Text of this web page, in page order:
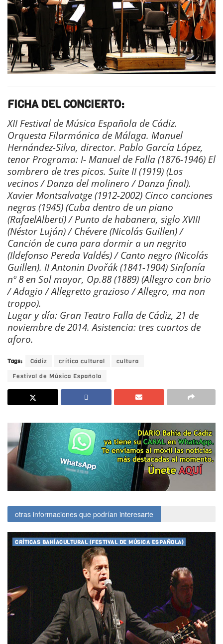
FICHA DEL CONCIERTO:
XII Festival de Música Española de Cádiz.
Orquesta Filarmónica de Málaga. Manuel
Hernández-Silva, director. Pablo García López,
tenor Programa: I- Manuel de Falla (1876-1946) El
sombrero de tres picos. Suite II (1919) (Los
vecinos / Danza del molinero / Danza final).
Xavier Montsalvatge (1912-2002) Cinco canciones
negras (1945) (Cuba dentro de un piano
(RafaelAlberti) / Punto de habanera, siglo XVIII
(Néstor Luján) / Chévere (Nicolás Guillen) /
Canción de cuna para dormir a un negrito
(Ildefonso Pereda Valdés) / Canto negro (Nicolás
Guillen). II Antonin Dvořák (1841-1904) Sinfonía
nº 8 en Sol mayor, Op.88 (1889) (Allegro con brio
/ Adagio / Allegretto grazioso / Allegro, ma non
troppo).
Lugar y día: Gran Teatro Falla de Cádiz, 21 de
noviembre de 2014. Asistencia: tres cuartos de
aforo.
Tags: Cádiz crítica cultural
cultura
Festival de Música Española
otras informaciones que podrían interesarte
CRÍTICAS BAHÍACULTURAL (FESTIVAL DE MÚSICA ESPAÑOLA)